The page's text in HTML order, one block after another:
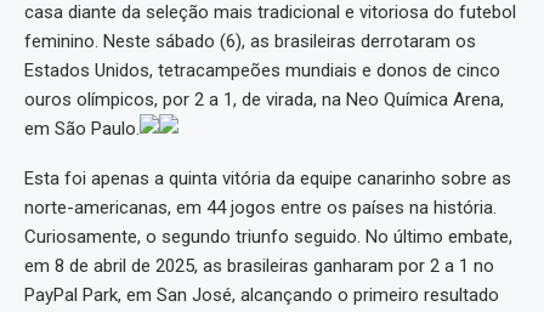
casa diante da seleção mais tradicional e vitoriosa do futebol
feminino. Neste sábado (6), as brasileiras derrotaram os
Estados Unidos, tetracampeões mundiais e donos de cinco
ouros olímpicos, por 2 a 1, de virada, na Neo Química Arena,
em São Paulo.
Esta foi apenas a quinta vitória da equipe canarinho sobre as
norte-americanas, em 44 jogos entre os países na história.
Curiosamente, o segundo triunfo seguido. No último embate,
em 8 de abril de 2025, as brasileiras ganharam por 2 a 1 no
PayPal Park, em San José, alcançando o primeiro resultado